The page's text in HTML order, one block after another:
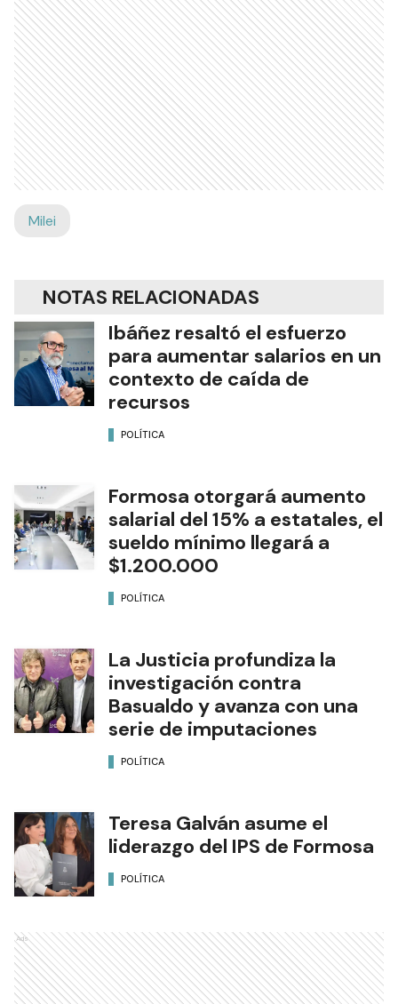
Milei
NOTAS RELACIONADAS
Ibáñez resaltó el esfuerzo
para aumentar salarios en un
contexto de caída de
recursos
POLÍTICA
Formosa otorgará aumento
salarial del 15% a estatales, el
sueldo mínimo llegará a
$1.200.000
POLÍTICA
La Justicia profundiza la
investigación contra
Basualdo y avanza con una
serie de imputaciones
POLÍTICA
Teresa Galván asume el
liderazgo del IPS de Formosa
POLÍTICA
Ads